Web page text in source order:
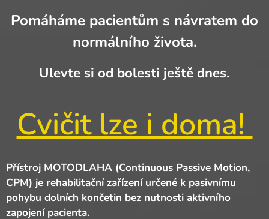
Pomáháme pacientům s návratem do
normálního života.
Ulevte si od bolesti ještě dnes.
Cvičit lze i doma!
Přístroj MOTODLAHA (Continuous Passive Motion,
CPM) je rehabilitační zařízení určené k pasivnímu
pohybu dolních končetin bez nutnosti aktivního
zapojení pacienta.